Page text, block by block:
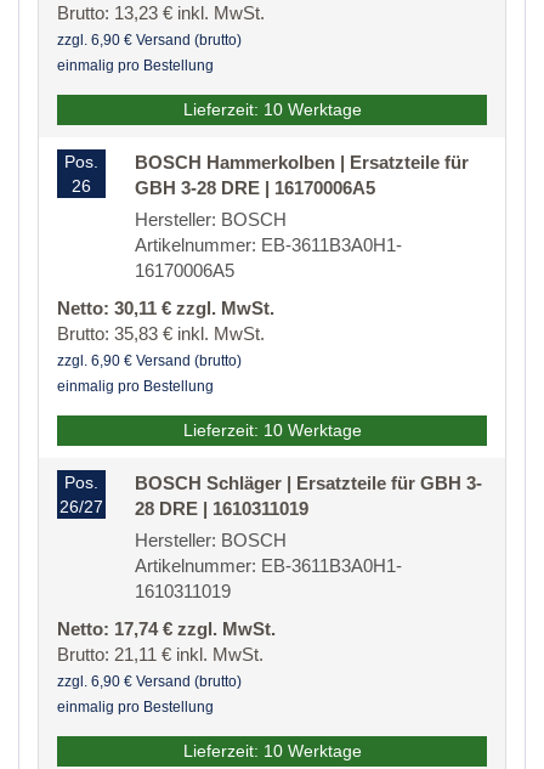
Brutto: 13,23 € inkl. MwSt.
zzgl. 6,90 € Versand (brutto)
einmalig pro Bestellung
Lieferzeit: 10 Werktage
Pos.
26
BOSCH Hammerkolben | Ersatzteile für
GBH 3-28 DRE | 16170006A5
Hersteller: BOSCH
Artikelnummer: EB-3611B3A0H1-
16170006A5
Netto: 30,11 € zzgl. MwSt.
Brutto: 35,83 € inkl. MwSt.
zzgl. 6,90 € Versand (brutto)
einmalig pro Bestellung
Lieferzeit: 10 Werktage
Pos.
26/27
BOSCH Schläger | Ersatzteile für GBH 3-
28 DRE | 1610311019
Hersteller: BOSCH
Artikelnummer: EB-3611B3A0H1-
1610311019
Netto: 17,74 € zzgl. MwSt.
Brutto: 21,11 € inkl. MwSt.
zzgl. 6,90 € Versand (brutto)
einmalig pro Bestellung
Lieferzeit: 10 Werktage